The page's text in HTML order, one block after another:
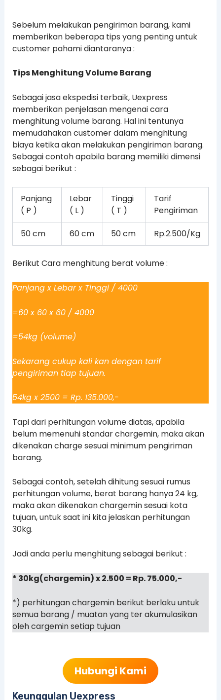
Sebelum melakukan pengiriman barang, kami
memberikan beberapa tips yang penting untuk
customer pahami diantaranya :
Tips Menghitung Volume Barang
Sebagai jasa ekspedisi terbaik, Uexpress
memberikan penjelasan mengenai cara
menghitung volume barang. Hal ini tentunya
memudahakan customer dalam menghitung
biaya ketika akan melakukan pengiriman barang.
Sebagai contoh apabila barang memiliki dimensi
sebagai berikut :
Panjang
( P )
Lebar
( L )
Tinggi
( T )
Tarif
Pengiriman
50 cm 60 cm 50 cm Rp.2.500/Kg
Berikut Cara menghitung berat volume :
Panjang x Lebar x Tinggi / 4000
=60 x 60 x 60 / 4000
=54kg (volume)
Sekarang cukup kali kan dengan tarif
pengiriman tiap tujuan.
54kg x 2500 = Rp. 135.000,-
Tapi dari perhitungan volume diatas, apabila
belum memenuhi standar chargemin, maka akan
dikenakan charge sesuai minimum pengiriman
barang.
Sebagai contoh, setelah dihitung sesuai rumus
perhitungan volume, berat barang hanya 24 kg,
maka akan dikenakan chargemin sesuai kota
tujuan, untuk saat ini kita jelaskan perhitungan
30kg.
Jadi anda perlu menghitung sebagai berikut :
* 30kg(chargemin) x 2.500 = Rp. 75.000,-
*) perhitungan chargemin berikut berlaku untuk
semua barang / muatan yang ter akumulasikan
oleh cargemin setiap tujuan
Hubungi Kami
Keunggulan Uexpress